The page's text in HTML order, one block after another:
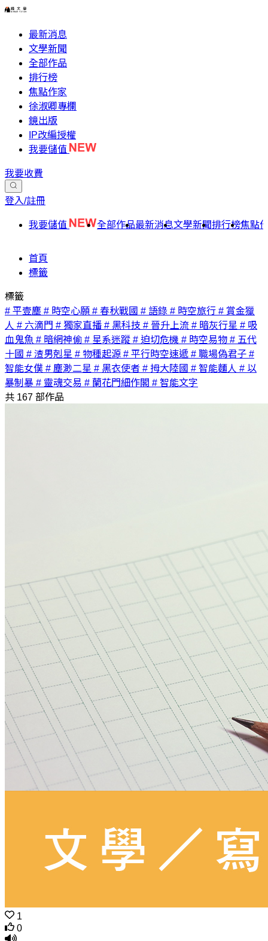
最新消息
文學新聞
全部作品
排行榜
焦點作家
徐淑卿專欄
鏡出版
IP改編授權
我要儲值
我要收費
登入/註冊
我要儲值 全部作品最新消息文學新聞排行榜焦點
首頁
標籤
標籤
# 平壹塵 # 時空心願 # 春秋戰國 # 語錄 # 時空旅行 # 賞金獵
人 # 六滴門 # 獨家直播 # 黑科技 # 晉升上流 # 暗灰行星 # 吸
血鬼魚 # 暗網神偷 # 星系迷蹤 # 迫切危機 # 時空易物 # 五代
十國 # 渣男剋星 # 物種起源 # 平行時空速遞 # 職場偽君子 #
智能女僕 # 塵渺二星 # 黑衣使者 # 拇大陸國 # 智能麵人 # 以
暴制暴 # 靈魂交易 # 蘭花門細作閣 # 智能文字
共 167 部作品
1
0